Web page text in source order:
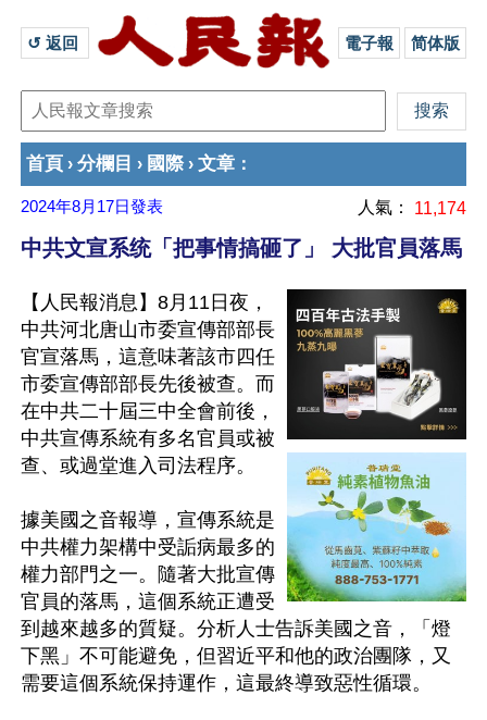
↺ 返回 電子報 简体版
首頁 › 分欄目 › 國際› 文章 ：
2024年8月17日發表 人氣： 11,174
中共文宣系统「把事情搞砸了」 大批官員落馬
【人民報消息】8月11日夜，
中共河北唐山市委宣傳部部長
官宣落馬，這意味著該市四任
市委宣傳部部長先後被查。而
在中共二十屆三中全會前後，
中共宣傳系統有多名官員或被
查、或過堂進入司法程序。
據美國之音報導，宣傳系統是
中共權力架構中受詬病最多的
權力部門之一。隨著大批宣傳
官員的落馬，這個系統正遭受
到越來越多的質疑。分析人士告訴美國之音，「燈
下黑」不可能避免，但習近平和他的政治團隊，又
需要這個系統保持運作，這最終導致惡性循環。